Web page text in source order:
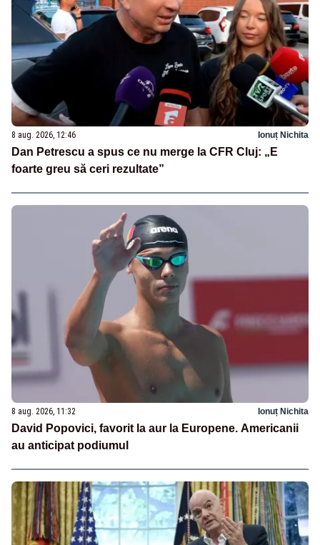
8 aug. 2026, 12:46 Ionuț Nichita
Dan Petrescu a spus ce nu merge la CFR Cluj: „E
foarte greu să ceri rezultate”
8 aug. 2026, 11:32 Ionuț Nichita
David Popovici, favorit la aur la Europene. Americanii
au anticipat podiumul